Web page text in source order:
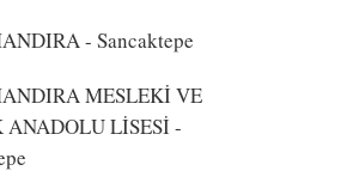
- Sancaktepe
MESLEKİ VE
ANADOLU LİSESİ-